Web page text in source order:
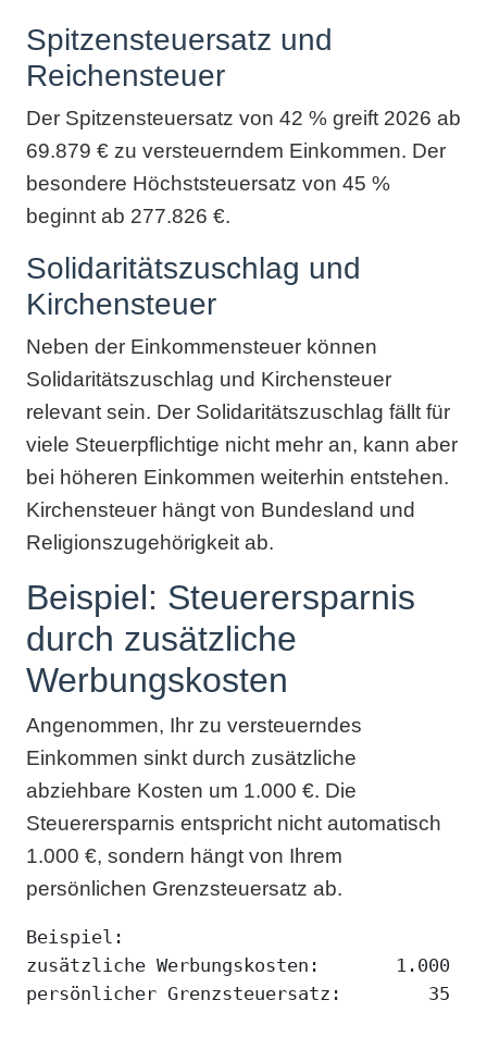
Spitzensteuersatz und
Reichensteuer
Der Spitzensteuersatz von 42 % greift 2026 ab
69.879 € zu versteuerndem Einkommen. Der
besondere Höchststeuersatz von 45 %
beginnt ab 277.826 €.
Solidaritätszuschlag und
Kirchensteuer
Neben der Einkommensteuer können
Solidaritätszuschlag und Kirchensteuer
relevant sein. Der Solidaritätszuschlag fällt für
viele Steuerpflichtige nicht mehr an, kann aber
bei höheren Einkommen weiterhin entstehen.
Kirchensteuer hängt von Bundesland und
Religionszugehörigkeit ab.
Beispiel: Steuerersparnis
durch zusätzliche
Werbungskosten
Angenommen, Ihr zu versteuerndes
Einkommen sinkt durch zusätzliche
abziehbare Kosten um 1.000 €. Die
Steuerersparnis entspricht nicht automatisch
1.000 €, sondern hängt von Ihrem
persönlichen Grenzsteuersatz ab.
Beispiel:
zusätzliche Werbungskosten:       1.000 €
persönlicher Grenzsteuersatz:        35 %